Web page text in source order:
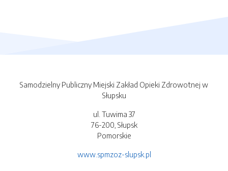
Samodzielny Publiczny Miejski Zakład Opieki Zdrowotnej w
Słupsku
ul. Tuwima 37
76-200, Słupsk
Pomorskie
www.spmzoz-slupsk.pl